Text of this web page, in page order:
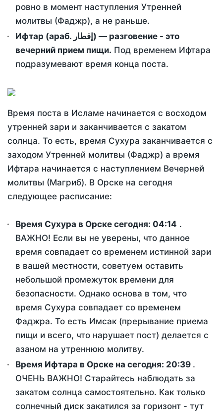
ровно в момент наступления Утренней
молитвы (Фаджр), а не раньше.
Ифтар (араб. إفطار) — разговение - это
вечерний прием пищи. Под временем Ифтара
подразумевают время конца поста.
Время поста в Исламе начинается с восходом
утренней зари и заканчивается с закатом
солнца. То есть, время Сухура заканчивается с
заходом Утренней молитвы (Фаджр) а время
Ифтара начинается с наступлением Вечерней
молитвы (Магриб). В Орске на сегодня
следующее расписание:
Время Сухура в Орске сегодня: 04:14 .
ВАЖНО! Если вы не уверены, что данное
время совпадает со временем истинной зари
в вашей местности, советуем оставить
небольшой промежуток времени для
безопасности. Однако основа в том, что
время Сухура совпадает со временем
Фаджра. То есть Имсак (прерывание приема
пищи и всего, что нарушает пост) делается с
азаном на утреннюю молитву.
Время Ифтара в Орске на сегодня: 20:39 .
ОЧЕНЬ ВАЖНО! Старайтесь наблюдать за
закатом солнца самостоятельно. Как только
солнечный диск закатился за горизонт - тут